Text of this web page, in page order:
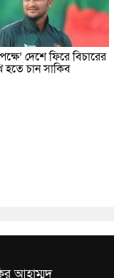
দেশে ফিরে বিচারের
হতে চান সাকিব
আহাম্মদ